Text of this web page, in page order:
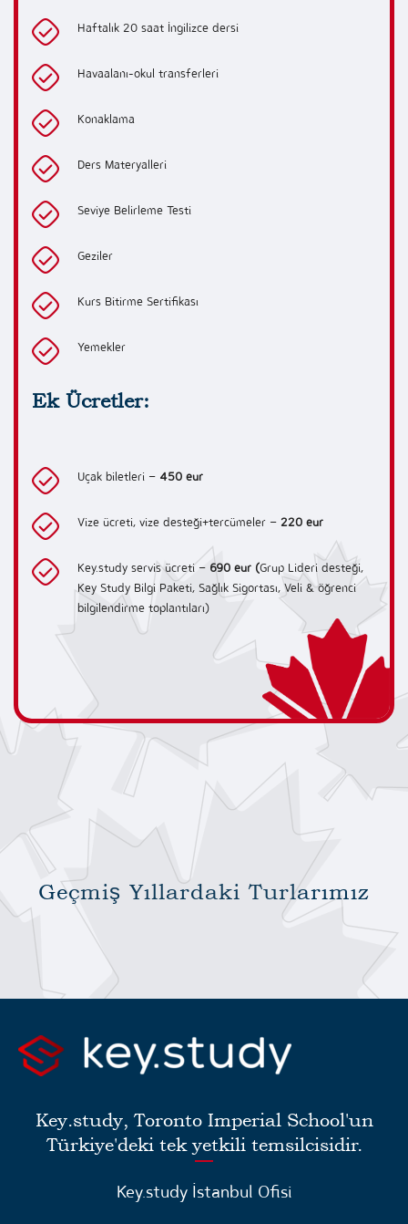
Haftalık 20 saat İngilizce dersi
Havaalanı-okul transferleri
Konaklama
Ders Materyalleri
Seviye Belirleme Testi
Geziler
Kurs Bitirme Sertifikası
Yemekler
Ek Ücretler:
Uçak biletleri – 450 eur
Vize ücreti, vize desteği+tercümeler – 220 eur
Key.study servis ücreti – 690 eur (Grup Lideri desteği,
Key Study Bilgi Paketi, Sağlık Sigortası, Veli & öğrenci
bilgilendirme toplantıları)
Geçmiş Yıllardaki Turlarımız
Key.study, Toronto Imperial School'un
Türkiye'deki tek yetkili temsilcisidir.
Key.study İstanbul Ofisi